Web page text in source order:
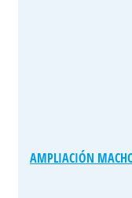
AMPLIACIÓN